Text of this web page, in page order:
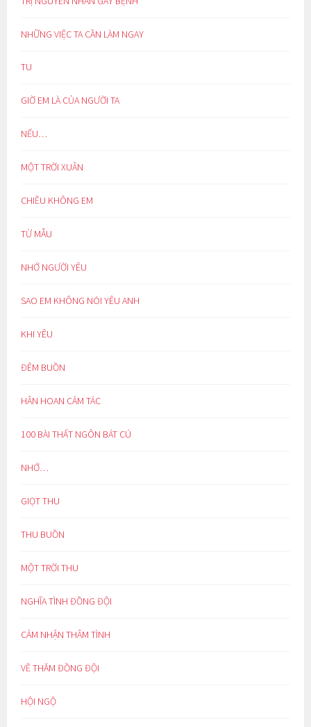
NHỮNG VIỆC TA CẦN LÀM NGAY
TU
GIỜ EM LÀ CỦA NGƯỜI TA
NẾU…
MỘT TRỜI XUÂN
CHIỀU KHÔNG EM
TỪ MẪU
NHỚ NGƯỜI YÊU
SAO EM KHÔNG NÓI YÊU ANH
KHI YÊU
ĐÊM BUỒN
HÂN HOAN CẢM TÁC
100 BÀI THẤT NGÔN BÁT CÚ
NHỚ…
GIỌT THU
THU BUỒN
MỘT TRỜI THU
NGHĨA TÌNH ĐỒNG ĐỘI
CẢM NHẬN THÂM TÌNH
VỀ THĂM ĐỒNG ĐỘI
HỘI NGỘ